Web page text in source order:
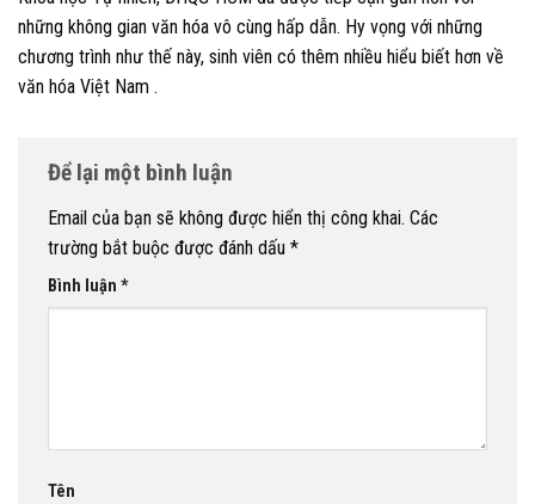
những không gian văn hóa vô cùng hấp dẫn. Hy vọng với những
chương trình như thế này, sinh viên có thêm nhiều hiểu biết hơn về
văn hóa Việt Nam .
Để lại một bình luận
Email của bạn sẽ không được hiển thị công khai. Các
trường bắt buộc được đánh dấu *
Bình luận *
Tên